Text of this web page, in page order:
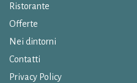
Ristorante
Offerte
Nei dintorni
Contatti
Privacy Policy